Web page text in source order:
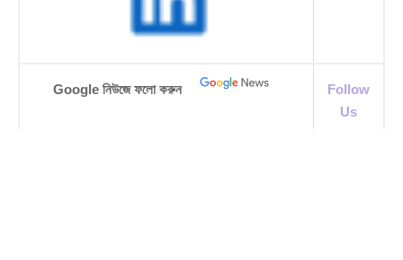
Google নিউজে ফলো করুন
Follow
Us